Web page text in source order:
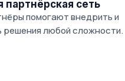
партнёрская сеть
помогают внедрить и
решения любой сложности.